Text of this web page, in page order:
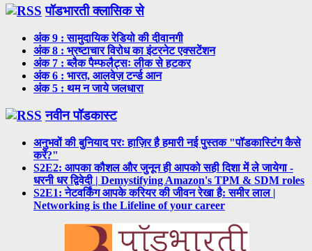
पॉडभारती क्लासिक से
अंक 9 : सामुदायिक रेडियो की दीवानगी
अंक 8 : भ्रष्टाचार विरोध का इंटरनेट एक्सटेंशन
अंक 7 : ब्लैक पैम्फलैट्सः लीक से हटकर
अंक 6 : भारत, आलवेज़ टर्न्ड आन
अंक 5 : थम न जाये जलधारा
नवीन पॉडकास्ट
अनुभवों की बुनियाद परः हाज़िर है हमारी नई पुस्तक "पॉडकास्टिंग कैसे
करें?"
S2E2: आपका कौशल और जुनून ही आपको सही दिशा में ले जायेगा -
धरनी धर द्विवेदी | Demystifying Amazon's TPM & SDM roles
S2E1: नेटवर्किंग आपके करियर की जीवन रेखा है: समीर लाल |
Networking is the Lifeline of your career